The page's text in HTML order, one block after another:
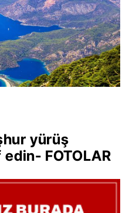
yürüş
FOTOLAR